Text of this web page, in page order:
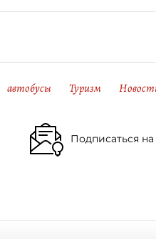
автобусы Туризм
Подписаться